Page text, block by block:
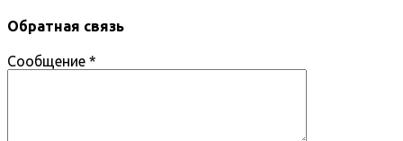
Обратная связь
Сообщение *